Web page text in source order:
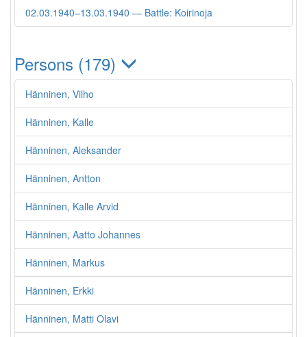
02.03.1940–13.03.1940 — Battle: Koirinoja
Persons (179)
Hänninen, Vilho
Hänninen, Kalle
Hänninen, Aleksander
Hänninen, Antton
Hänninen, Kalle Arvid
Hänninen, Aatto Johannes
Hänninen, Markus
Hänninen, Erkki
Hänninen, Matti Olavi